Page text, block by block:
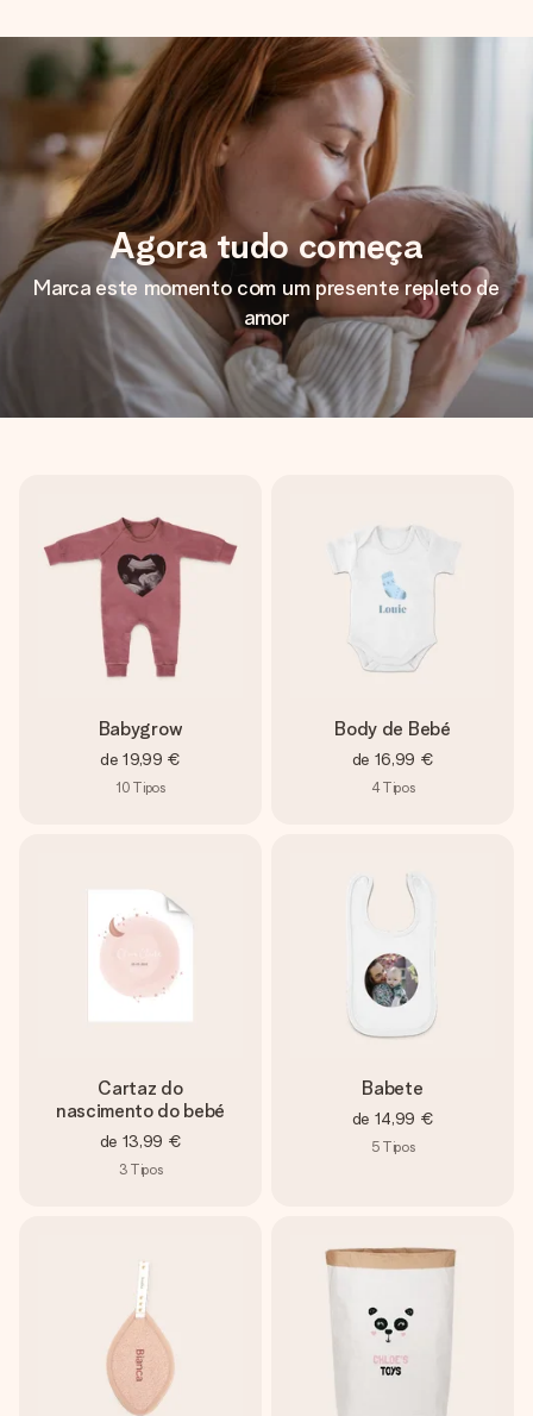
Agora tudo começa
Marca este momento com um presente repleto de
amor
Babygrow
de 19,99 €
10 Tipos
Body de Bebé
de 16,99 €
4Tipos
Cartaz do
nascimento do bebé
de 13,99 €
3 Tipos
Babete
de 14,99 €
5 Tipos